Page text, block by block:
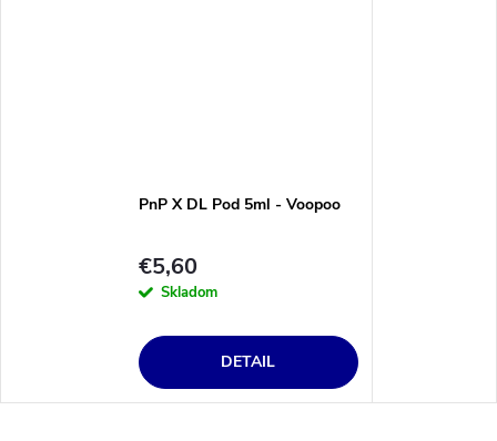
PnP X DL Pod 5ml - Voopoo
€5,60
Skladom
DETAIL